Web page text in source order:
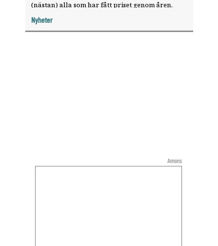
(nästan) alla som har fått priset genom åren.
Nyheter
Annons